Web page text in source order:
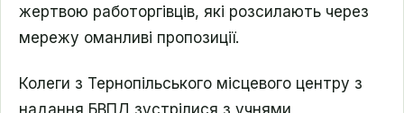
жертвою работоргівців, які розсилають через
мережу оманливі пропозиції.
Колеги з Тернопільського місцевого центру з
надання БВПД зустрілися з учнями